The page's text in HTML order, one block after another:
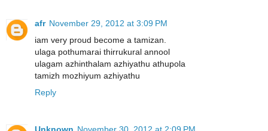
afr November 29, 2012 at 3:09 PM
iam very proud become a tamizan.
ulaga pothumarai thirrukural annool
ulagam azhinthalam azhiyathu athupola
tamizh mozhiyum azhiyathu
Reply
Unknown November 30, 2012 at 2:09 PM